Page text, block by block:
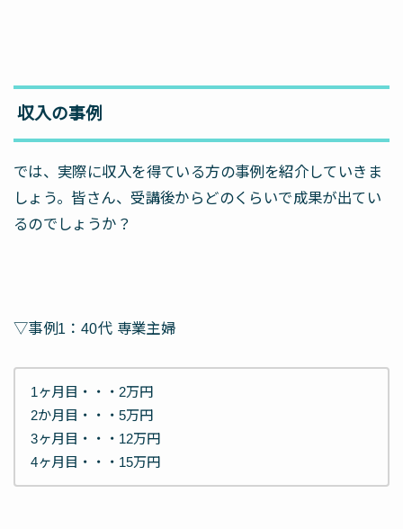
収入の事例
では、実際に収入を得ている方の事例を紹介していきま
しょう。皆さん、受講後からどのくらいで成果が出てい
るのでしょうか？
▽事例1：40代 専業主婦
1ヶ月目・・・2万円
2か月目・・・5万円
3ヶ月目・・・12万円
4ヶ月目・・・15万円